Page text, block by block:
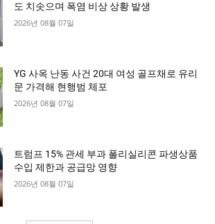
도 치솟으며 폭염 비상 상황 발생
2026년 08월 07일
YG 사옥 난동 사건 20대 여성 골프채로 유리
문 가격해 현행범 체포
2026년 08월 07일
트럼프 15% 관세 부과 폴리실리콘 파생상품
수입 제한과 공급망 영향
2026년 08월 07일